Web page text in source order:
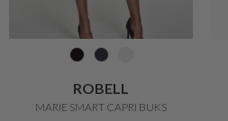
ROBELL
MARIE SMART CAPRI BUKS